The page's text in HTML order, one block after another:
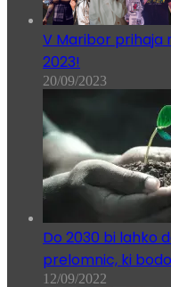
V Maribor prihaja
2023!
20/09/2023
Do 2030 bi lahko
prelomnic, ki
12/09/2022